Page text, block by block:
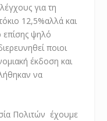
για τη
12,5%αλλά και
επίσης ψηλό
ποιοι
έκδοση και
να
Πολιτών έχουμε